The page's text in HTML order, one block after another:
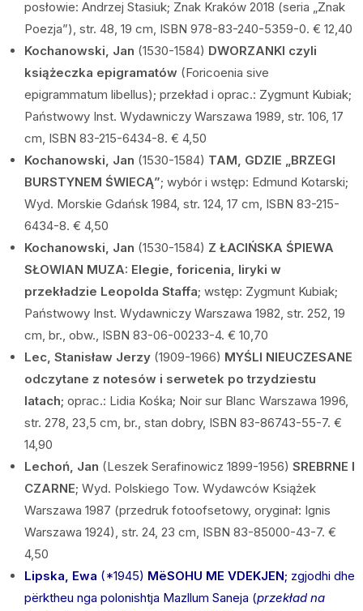
posłowie: Andrzej Stasiuk; Znak Kraków 2018 (seria „Znak
Poezja”), str. 48, 19 cm, ISBN 978-83-240-5359-0. € 12,40
Kochanowski, Jan (1530-1584) DWORZANKI czyli
książeczka epigramatów (Foricoenia sive
epigrammatum libellus); przekład i oprac.: Zygmunt Kubiak;
Państwowy Inst. Wydawniczy Warszawa 1989, str. 106, 17
cm, ISBN 83-215-6434-8. € 4,50
Kochanowski, Jan (1530-1584) TAM, GDZIE „BRZEGI
BURSTYNEM ŚWIECĄ”; wybór i wstęp: Edmund Kotarski;
Wyd. Morskie Gdańsk 1984, str. 124, 17 cm, ISBN 83-215-
6434-8. € 4,50
Kochanowski, Jan (1530-1584) Z ŁACIŃSKA ŚPIEWA
SŁOWIAN MUZA: Elegie, foricenia, liryki w
przekładzie Leopolda Staffa; wstęp: Zygmunt Kubiak;
Państwowy Inst. Wydawniczy Warszawa 1982, str. 252, 19
cm, br., obw., ISBN 83-06-00233-4. € 10,70
Lec, Stanisław Jerzy (1909-1966) MYŚLI NIEUCZESANE
odczytane z notesów i serwetek po trzydziestu
latach; oprac.: Lidia Kośka; Noir sur Blanc Warszawa 1996,
str. 278, 23,5 cm, br., stan dobry, ISBN 83-86743-55-7. €
14,90
Lechoń, Jan (Leszek Serafinowicz 1899-1956) SREBRNE I
CZARNE; Wyd. Polskiego Tow. Wydawców Książek
Warszawa 1987 (przedruk fotoofsetowy, oryginał: Ignis
Warszawa 1924), str. 24, 23 cm, ISBN 83-85000-43-7. €
4,50
Lipska, Ewa (*1945) MëSOHU ME VDEKJEN; zgjodhi dhe
përktheu nga polonishtja Mazllum Saneja (przekład na